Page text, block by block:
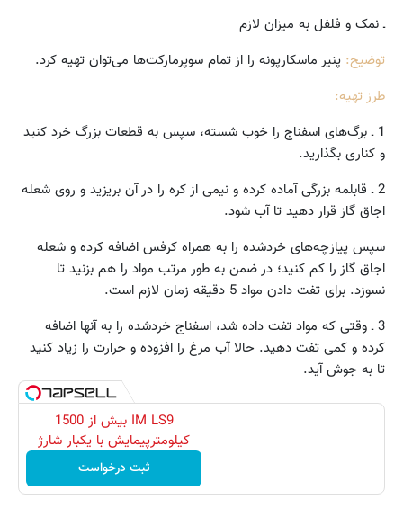
ـ نمک و فلفل به میزان لازم
توضیح: پنیر ماسکارپونه را از تمام سوپرمارکت‌ها می‌توان تهیه کرد.
طرز تهیه:
1 ـ برگ‌های اسفناج را خوب شسته، سپس به قطعات بزرگ خرد کنید
و کناری بگذارید.
2 ـ قابلمه بزرگی آماده کرده و نیمی از کره را در آن بریزید و روی شعله
اجاق گاز قرار دهید تا آب شود.
سپس پیازچه‌های خردشده را به همراه کرفس اضافه کرده و شعله
اجاق گاز را کم کنید؛ در ضمن به طور مرتب مواد را هم بزنید تا
نسوزد. برای تفت دادن مواد 5 دقیقه زمان لازم است.
3 ـ وقتی که مواد تفت داده شد، اسفناج خرد‌شده را به آنها اضافه
کرده و کمی تفت دهید. حالا آب مرغ را افزوده و حرارت را زیاد کنید
تا به جوش آید.
IM LS9 بیش از 1500
کیلومترپیمایش با یکبار شارژ
ثبت درخواست